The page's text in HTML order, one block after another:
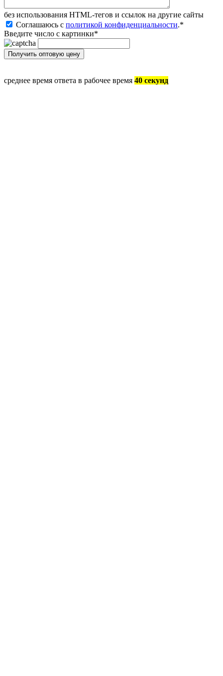
без иcпользования HTML-тегов и ссылок на другие сайты
Соглашаюсь с политикой конфиденциальности.*
Введите число с картинки*
среднее время ответа в рабочее время 40 секунд